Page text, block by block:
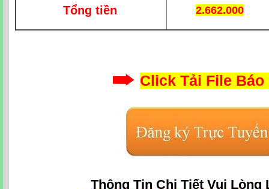
Tổng tiền 2.662.000
Click Tải File Báo
Thông Tin Chi Tiết Vui Lòng